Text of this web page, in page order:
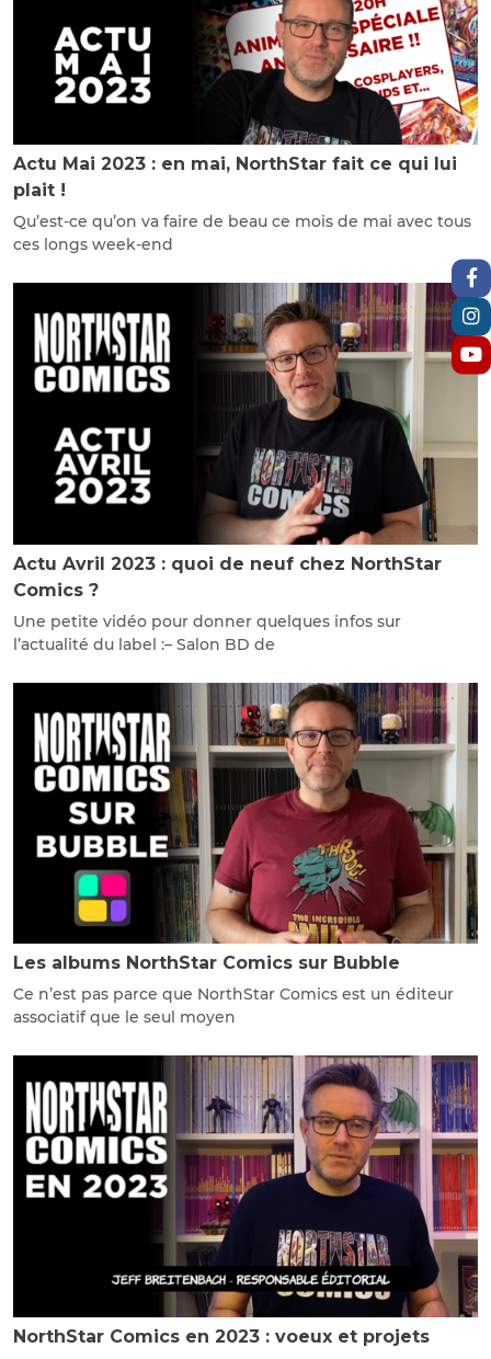
Actu Mai 2023 : en mai, NorthStar fait ce qui lui
plait !
Qu’est-ce qu’on va faire de beau ce mois de mai avec tous
ces longs week-end
Actu Avril 2023 : quoi de neuf chez NorthStar
Comics ?
Une petite vidéo pour donner quelques infos sur
l’actualité du label :– Salon BD de
Les albums NorthStar Comics sur Bubble
Ce n’est pas parce que NorthStar Comics est un éditeur
associatif que le seul moyen
NorthStar Comics en 2023 : voeux et projets